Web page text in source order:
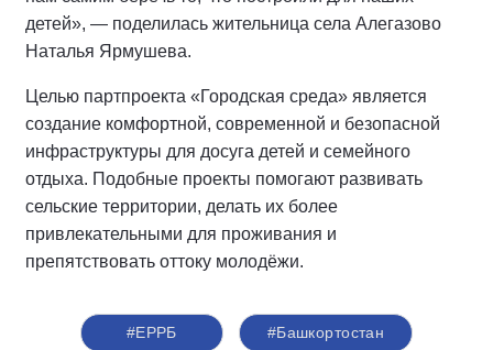
детей», — поделилась жительница села Алегазово
Наталья Ярмушева.
Целью партпроекта «Городская среда» является
создание комфортной, современной и безопасной
инфраструктуры для досуга детей и семейного
отдыха. Подобные проекты помогают развивать
сельские территории, делать их более
привлекательными для проживания и
препятствовать оттоку молодёжи.
#ЕРРБ #Башкортостан